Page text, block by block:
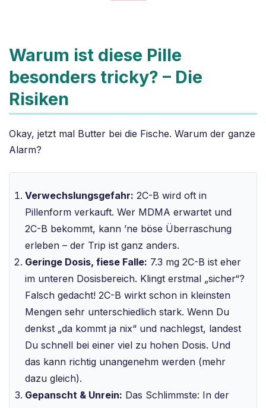
Warum ist diese Pille
besonders tricky? – Die
Risiken
Okay, jetzt mal Butter bei die Fische. Warum der ganze
Alarm?
Verwechslungsgefahr: 2C-B wird oft in
Pillenform verkauft. Wer MDMA erwartet und
2C-B bekommt, kann ’ne böse Überraschung
erleben – der Trip ist ganz anders.
Geringe Dosis, fiese Falle: 7.3 mg 2C-B ist eher
im unteren Dosisbereich. Klingt erstmal „sicher“?
Falsch gedacht! 2C-B wirkt schon in kleinsten
Mengen sehr unterschiedlich stark. Wenn Du
denkst „da kommt ja nix“ und nachlegst, landest
Du schnell bei einer viel zu hohen Dosis. Und
das kann richtig unangenehm werden (mehr
dazu gleich).
Gepanscht & Unrein: Das Schlimmste: In der